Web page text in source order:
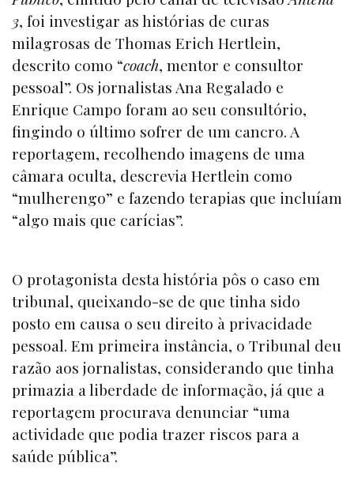
3, foi investigar as histórias de curas
milagrosas de Thomas Erich Hertlein,
descrito como “coach, mentor e consultor
pessoal”. Os jornalistas Ana Regalado e
Enrique Campo foram ao seu consultório,
fingindo o último sofrer de um cancro. A
reportagem, recolhendo imagens de uma
câmara oculta, descrevia Hertlein como
“mulherengo” e fazendo terapias que incluíam
“algo mais que carícias”.
O protagonista desta história pôs o caso em
tribunal, queixando-se de que tinha sido
posto em causa o seu direito à privacidade
pessoal. Em primeira instância, o Tribunal deu
razão aos jornalistas, considerando que tinha
primazia a liberdade de informação, já que a
reportagem procurava denunciar “uma
actividade que podia trazer riscos para a
saúde pública”.